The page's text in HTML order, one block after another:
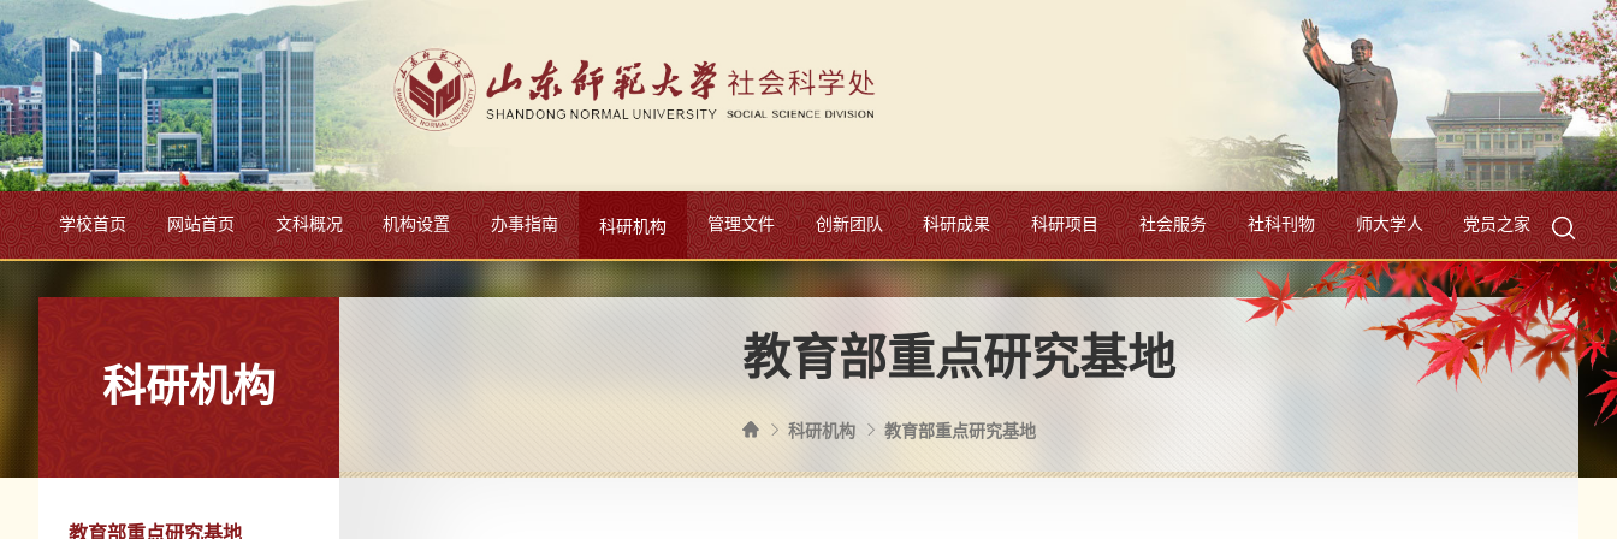
学校首页 网站首页 文科概况 机构设置 办事指南 科研机构 管理文件 创新团队 科研成果 科研项目 社会服务 社科刊物 师大学人 党员之家
科研机构
教育部重点研究基地
科研机构 教育部重点研究基地
教育部重点研究基地